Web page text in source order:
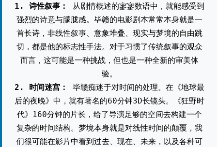
1. 诗性叙事：
从剧情概述的寥寥数语中，就能感受到
强烈的诗意与朦胧感。毕赣的电影剧本常常本身就是一
首长诗，非线性叙事、意象堆叠、现实与梦境的自由跳
切，都是他的标志性手法。对于习惯了传统叙事的观众
而言，这可能是一种挑战，但也是一种全新的审美体
验。
2. 时间迷宫：
毕赣痴迷于对时间的处理。在《地球最
后的夜晚》中，就有著名的60分钟3D长镜头。《狂野时
代》160分钟的片长，给了导演足够的空间去构建一个
复杂的时间结构。梦境本身就是对线性时间的颠覆，我
们很可能在影片中看到过去、现在、未来，以及各种可